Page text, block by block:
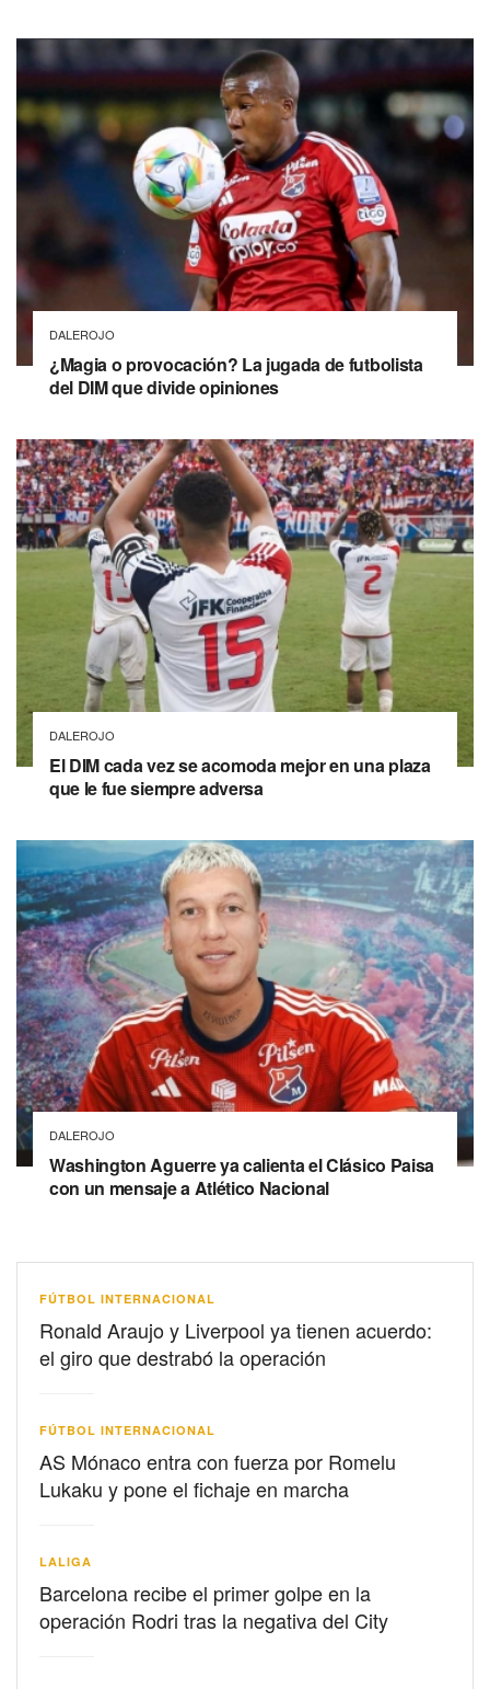
DALEROJO
¿Magia o provocación? La jugada de futbolista
del DIM que divide opiniones
DALEROJO
El DIM cada vez se acomoda mejor en una plaza
que le fue siempre adversa
DALEROJO
Washington Aguerre ya calienta el Clásico Paisa
con un mensaje a Atlético Nacional
FÚTBOL INTERNACIONAL
Ronald Araujo y Liverpool ya tienen acuerdo:
el giro que destrabó la operación
FÚTBOL INTERNACIONAL
AS Mónaco entra con fuerza por Romelu
Lukaku y pone el fichaje en marcha
LALIGA
Barcelona recibe el primer golpe en la
operación Rodri tras la negativa del City